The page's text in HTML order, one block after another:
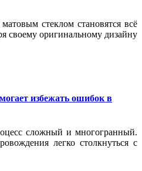
стеклом становятся всё
своему оригинальному дизайну
избежать ошибок в
сложный и многогранный.
легко столкнуться с